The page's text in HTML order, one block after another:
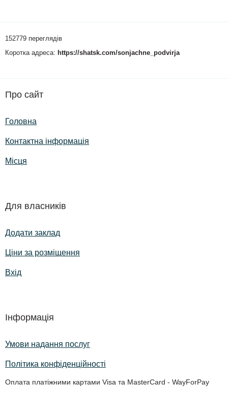
152779 переглядів
Коротка адреса: https://shatsk.com/sonjachne_podvirja
Про сайт
Головна
Контактна інформація
Місця
Для власників
Додати заклад
Ціни за розміщення
Вхід
Інформація
Умови надання послуг
Політика конфіденційності
Оплата платіжними картами Visa та MasterCard - WayForPay